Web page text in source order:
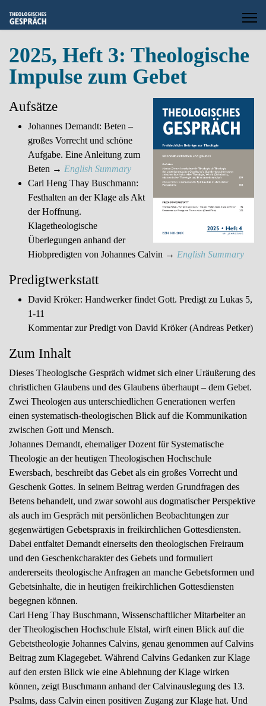
2025, Heft 3: Theologische
Impulse zum Gebet
Aufsätze
Johannes Demandt: Beten –
großes Vorrecht und schöne
Aufgabe. Eine Anleitung zum
Beten → English Summary
Carl Heng Thay Buschmann:
Festhalten an der Klage als Akt
der Hoffnung.
Klagetheologische
Überlegungen anhand der
Hiobpredigten von Johannes Calvin → English Summary
Predigtwerkstatt
David Kröker: Handwerker findet Gott. Predigt zu Lukas 5,
1-11
Kommentar zur Predigt von David Kröker (Andreas Petker)
Zum Inhalt
Dieses Theologische Gespräch widmet sich einer Uräußerung des
christlichen Glaubens und des Glaubens überhaupt – dem Gebet.
Zwei Theologen aus unterschiedlichen Generationen werfen
einen systematisch-theologischen Blick auf die Kommunikation
zwischen Gott und Mensch.
Johannes Demandt, ehemaliger Dozent für Systematische
Theologie an der heutigen Theologischen Hochschule
Ewersbach, beschreibt das Gebet als ein großes Vorrecht und
Geschenk Gottes. In seinem Beitrag werden Grundfragen des
Betens behandelt, und zwar sowohl aus dogmatischer Perspektive
als auch im Gespräch mit persönlichen Beobachtungen zur
gegenwärtigen Gebetspraxis in freikirchlichen Gottesdiensten.
Dabei entfaltet Demandt einerseits den theologischen Freiraum
und den Geschenkcharakter des Gebets und formuliert
andererseits theologische Anfragen an manche Gebetsformen und
Gebetsinhalte, die in heutigen freikirchlichen Gottesdiensten
begegnen können.
Carl Heng Thay Buschmann, Wissenschaftlicher Mitarbeiter an
der Theologischen Hochschule Elstal, wirft einen Blick auf die
Gebetstheologie Johannes Calvins, genau genommen auf Calvins
Beitrag zum Klagegebet. Während Calvins Gedanken zur Klage
auf den ersten Blick wie eine Ablehnung der Klage wirken
können, zeigt Buschmann anhand der Calvinauslegung des 13.
Psalms, dass Calvin einen positiven Zugang zur Klage hat. Und